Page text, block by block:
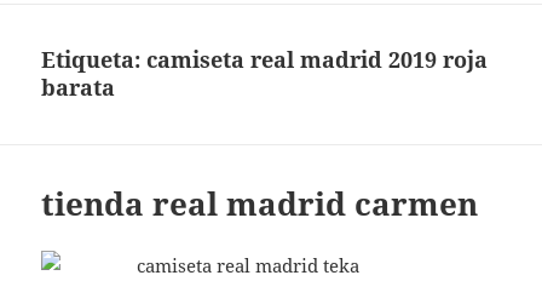
Etiqueta:camiseta real madrid 2019 roja
barata
tienda real madrid carmen